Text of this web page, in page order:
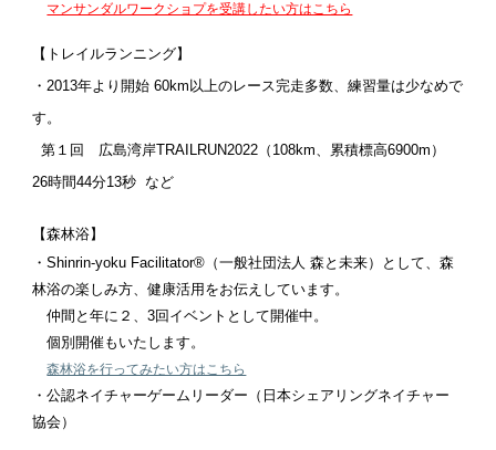
マンサンダルワークショプを受講したい方はこちら
【トレイルランニング】
・2013年より開始 60km以上のレース完走多数、練習量は少なめで
す。
第１回 広島湾岸TRAILRUN2022（108km、累積標高6900m）
26時間44分13秒 など
【森林浴】
・Shinrin-yoku Facilitator®︎（一般社団法人 森と未来）として、森
林浴の楽しみ方、健康活用をお伝えしています。
仲間と年に２、3回イベントとして開催中。
個別開催もいたします。
森林浴を行ってみたい方はこちら
・公認ネイチャーゲームリーダー（日本シェアリングネイチャー
協会）